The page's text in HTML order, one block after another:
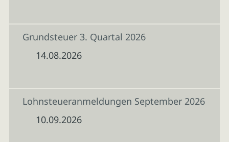
Grundsteuer 3. Quartal 2026
14.08.2026
Lohnsteueranmeldungen September 2026
10.09.2026